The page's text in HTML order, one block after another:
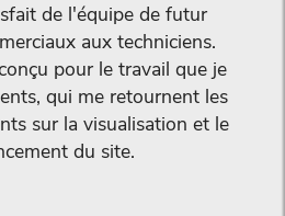
de l'équipe de futur
aux techniciens.
pour le travail que je
qui me retournent les
sur la visualisation et le
du site.